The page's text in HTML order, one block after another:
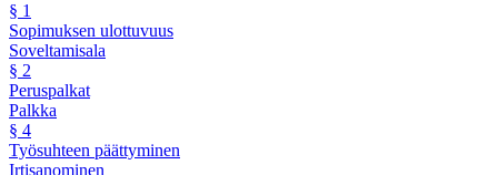
§ 1
Sopimuksen ulottuvuus
Soveltamisala
§ 2
Peruspalkat
Palkka
§ 4
Työsuhteen päättyminen
Irtisanominen